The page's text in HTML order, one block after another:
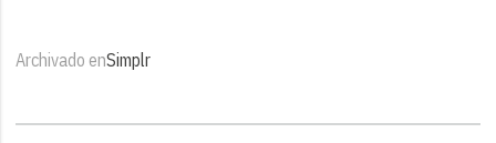
Archivado enSimplr